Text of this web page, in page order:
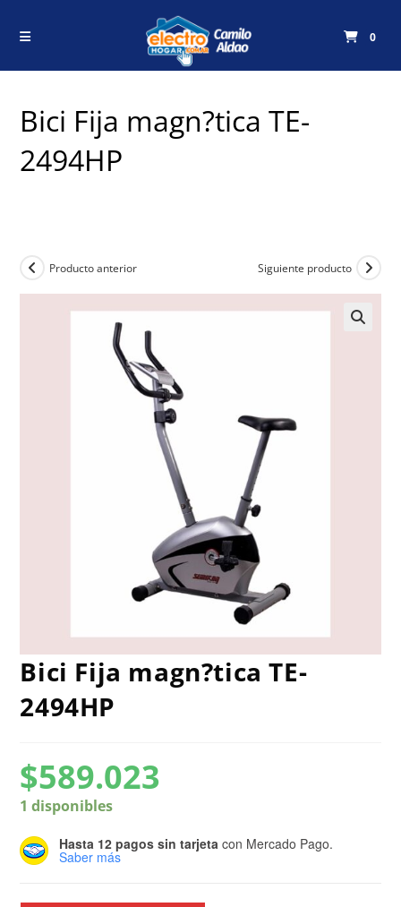
0
Bici Fija magn?tica TE-
2494HP
Producto anterior Siguiente producto
Bici Fija magn?tica TE-
2494HP
$589.023
1 disponibles
Hasta 12 pagos sin tarjeta con Mercado Pago.
Saber más